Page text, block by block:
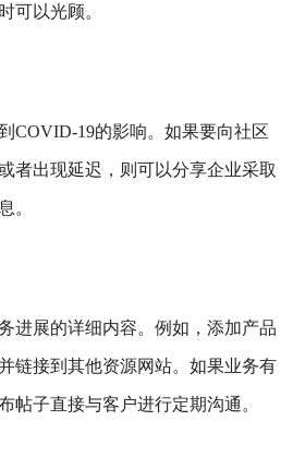
可以光顾。
COVID-19的影响。如果要向社区
者出现延迟，则可以分享企业采取
。
进展的详细内容。例如，添加产品
链接到其他资源网站。如果业务有
帖子直接与客户进行定期沟通。